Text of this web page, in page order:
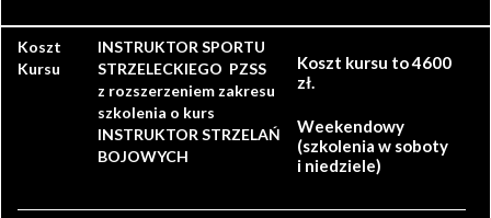
Koszt
Kursu
INSTRUKTOR SPORTU
STRZELECKIEGO PZSS
z rozszerzeniem zakresu
szkolenia o kurs
INSTRUKTOR STRZELAŃ
BOJOWYCH
Koszt kursu to 4600
zł.
Weekendowy
(szkolenia w soboty
i niedziele)